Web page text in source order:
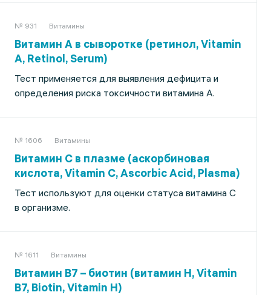
№ 931 Витамины
Витамин А в сыворотке (ретинол, Vitamin
A, Retinol, Serum)
Тест применяется для выявления дефицита и
определения риска токсичности витамина А.
№ 1606 Витамины
Витамин С в плазме (аскорбиновая
кислота, Vitamin C, Ascorbic Acid, Plasma)
Тест используют для оценки статуса витамина С
в организме.
№ 1611 Витамины
Витамин В7 – биотин (витамин H, Vitamin
B7, Biotin, Vitamin H)